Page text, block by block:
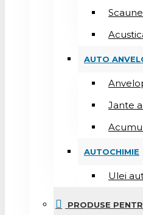
AUTO
Jante
AUTOCHIMIE
Ulei
PRODUSE